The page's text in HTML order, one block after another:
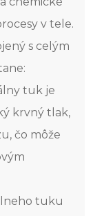
v tele.
s celým
tuk je
krvný tlak,
čo môže
tuku